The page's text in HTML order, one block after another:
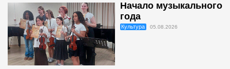
Начало музыкального
года
Культура 05.08.2026